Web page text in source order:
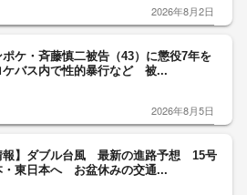
2026年8月2日
ケ・斉藤慎二被告（43）に懲役7年を
バス内で性的暴行など 被...
2026年8月5日
報】ダブル台風 最新の進路予想 15号
・東日本へ お盆休みの交通...